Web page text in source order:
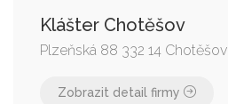
Klášter Chotěšov
Plzeňská 88 332 14 Chotěšov
Zobrazit detail firmy